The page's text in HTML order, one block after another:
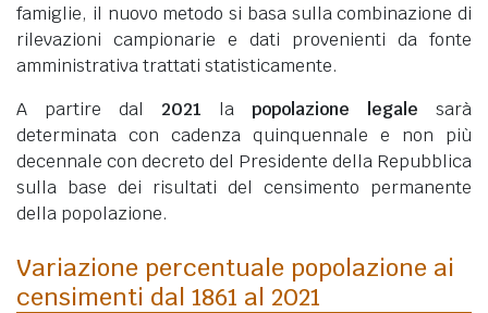
famiglie, il nuovo metodo si basa sulla combinazione di
rilevazioni campionarie e dati provenienti da fonte
amministrativa trattati statisticamente.
A partire dal 2021 la popolazione legale sarà
determinata con cadenza quinquennale e non più
decennale con decreto del Presidente della Repubblica
sulla base dei risultati del censimento permanente
della popolazione.
Variazione percentuale popolazione ai
censimenti dal 1861 al 2021